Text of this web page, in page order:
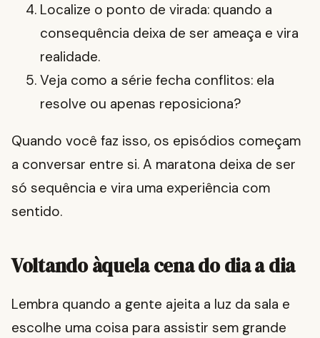
Localize o ponto de virada: quando a
consequência deixa de ser ameaça e vira
realidade.
Veja como a série fecha conflitos: ela
resolve ou apenas reposiciona?
Quando você faz isso, os episódios começam
a conversar entre si. A maratona deixa de ser
só sequência e vira uma experiência com
sentido.
Voltando àquela cena do dia a dia
Lembra quando a gente ajeita a luz da sala e
escolhe uma coisa para assistir sem grande